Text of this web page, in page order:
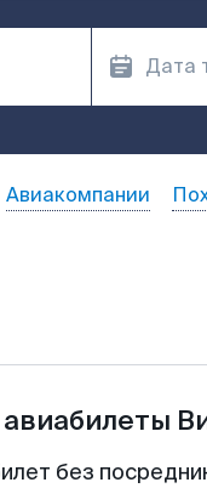
Авиакомпании
без